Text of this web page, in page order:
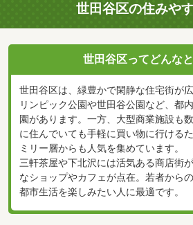
世田谷区の住みや
世田谷区ってどんな
世田谷区は、緑豊かで閑静な住宅街が
リンピック公園や世田谷公園など、都
園があります。一方、大型商業施設も
に住んでいても手軽に買い物に行ける
ミリー層からも人気を集めています。
三軒茶屋や下北沢には活気ある商店街
なショップやカフェが点在。若者から
都市生活を楽しみたい人に最適です。